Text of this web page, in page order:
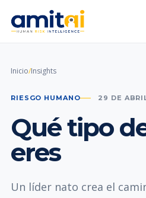
Inicio/Insights
RIESGO HUMANO 29 DE
Qué tipo
eres
Un líder nato crea el